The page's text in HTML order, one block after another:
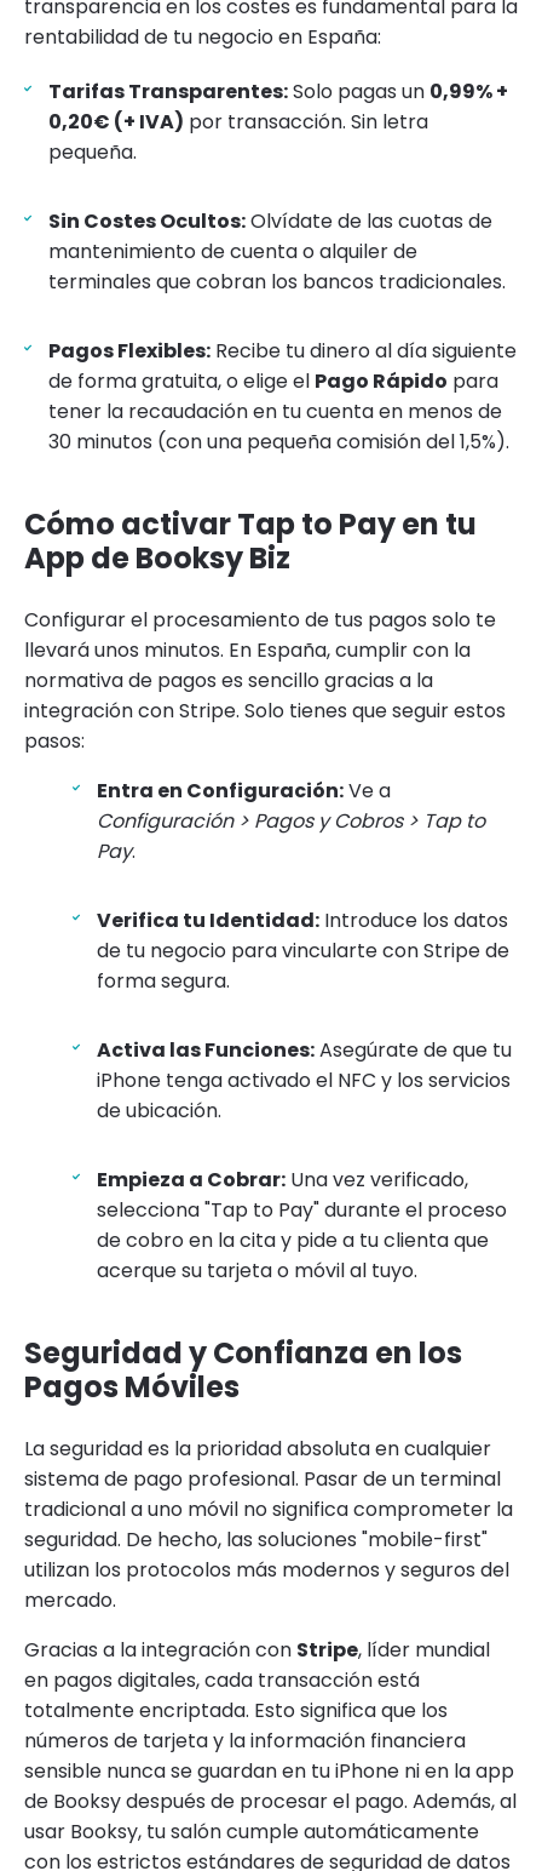
transparencia en los costes es fundamental para la
rentabilidad de tu negocio en España:
Tarifas Transparentes:Solo pagas un 0,99% +
0,20€ (+ IVA) por transacción. Sin letra
pequeña.
Sin Costes Ocultos:Olvídate de las cuotas de
mantenimiento de cuenta o alquiler de
terminales que cobran los bancos tradicionales.
Pagos Flexibles: Recibe tu dinero al día siguiente
de forma gratuita, o elige el Pago Rápido para
tener la recaudación en tu cuenta en menos de
30 minutos (con una pequeña comisión del 1,5%).
Cómo activar Tap to Pay en tu
App de Booksy Biz
Configurar el procesamiento de tus pagos solo te
llevará unos minutos. En España, cumplir con la
normativa de pagos es sencillo gracias a la
integración con Stripe. Solo tienes que seguir estos
pasos:
Entra en Configuración:Ve a
Configuración > Pagos y Cobros > Tap to
Pay.
Verifica tu Identidad: Introduce los datos
de tu negocio para vincularte con Stripe de
forma segura.
Activa las Funciones:Asegúrate de que tu
iPhone tenga activado el NFC y los servicios
de ubicación.
Empieza a Cobrar: Una vez verificado,
selecciona "Tap to Pay" durante el proceso
de cobro en la cita y pide a tu clienta que
acerque su tarjeta o móvil al tuyo.
Seguridad y Confianza en los
Pagos Móviles
La seguridad es la prioridad absoluta en cualquier
sistema de pago profesional. Pasar de un terminal
tradicional a uno móvil no significa comprometer la
seguridad. De hecho, las soluciones "mobile-first"
utilizan los protocolos más modernos y seguros del
mercado.
Gracias a la integración con Stripe, líder mundial
en pagos digitales, cada transacción está
totalmente encriptada. Esto significa que los
números de tarjeta y la información financiera
sensible nunca se guardan en tu iPhone ni en la app
de Booksy después de procesar el pago. Además, al
usar Booksy, tu salón cumple automáticamente
con los estrictos estándares de seguridad de datos